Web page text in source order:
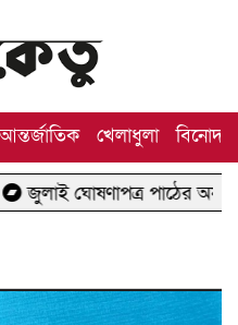
আন্তর্জাতিক খেলাধুলা বিনোদন
ঘোষণাপত্র পাঠের অনুষ্ঠানে